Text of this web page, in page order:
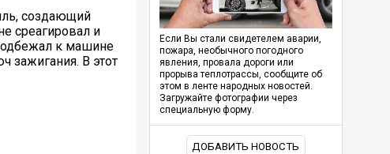
создающий
среагировал и
к машине
зажигания. В этот
Если Вы стали свидетелем аварии,
пожара, необычного погодного
явления, провала дороги или
прорыва теплотрассы, сообщите об
этом в ленте народных новостей.
Загружайте фотографии через
специальную форму.
ДОБАВИТЬ НОВОСТЬ